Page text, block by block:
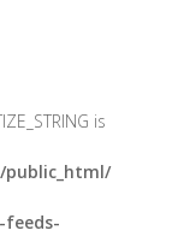
is
feeds-